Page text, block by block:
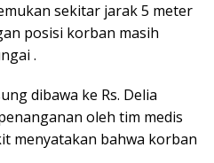
sekitar jarak 5 meter
posisi korban masih
.
dibawa ke Rs. Delia
oleh tim medis
menyatakan bahwa korban